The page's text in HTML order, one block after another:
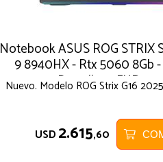
Notebook ASUS ROG STRIX
9 8940HX - Rtx 5060 8Gb -
Pantalla 16 FHD+
Nuevo. Modelo ROG Strix G16
USD 2.615,60